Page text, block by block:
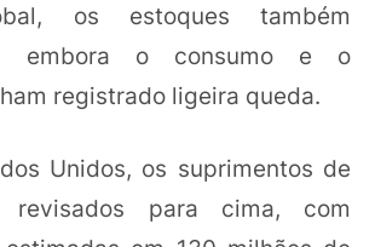
os estoques também
embora o consumo e o
registrado ligeira queda.
Unidos, os suprimentos de
para cima, com